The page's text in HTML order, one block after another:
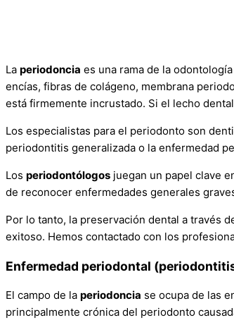
La periodoncia es una rama de la
encías, fibras de colágeno, membrana
está firmemente incrustado. Si el lecho
Los especialistas para el periodonto son
periodontitis generalizada o la enfermedad
Los periodontólogos juegan un papel clave
de reconocer enfermedades generales
Por lo tanto, la preservación dental a través
exitoso. Hemos contactado con los
Enfermedad periodontal
El campo de la periodoncia se ocupa de las
principalmente crónica del periodonto